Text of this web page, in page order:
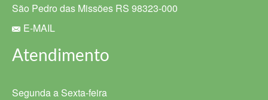
São Pedro das Missões RS 98323-000
E-MAIL
Atendimento
Segunda a Sexta-feira